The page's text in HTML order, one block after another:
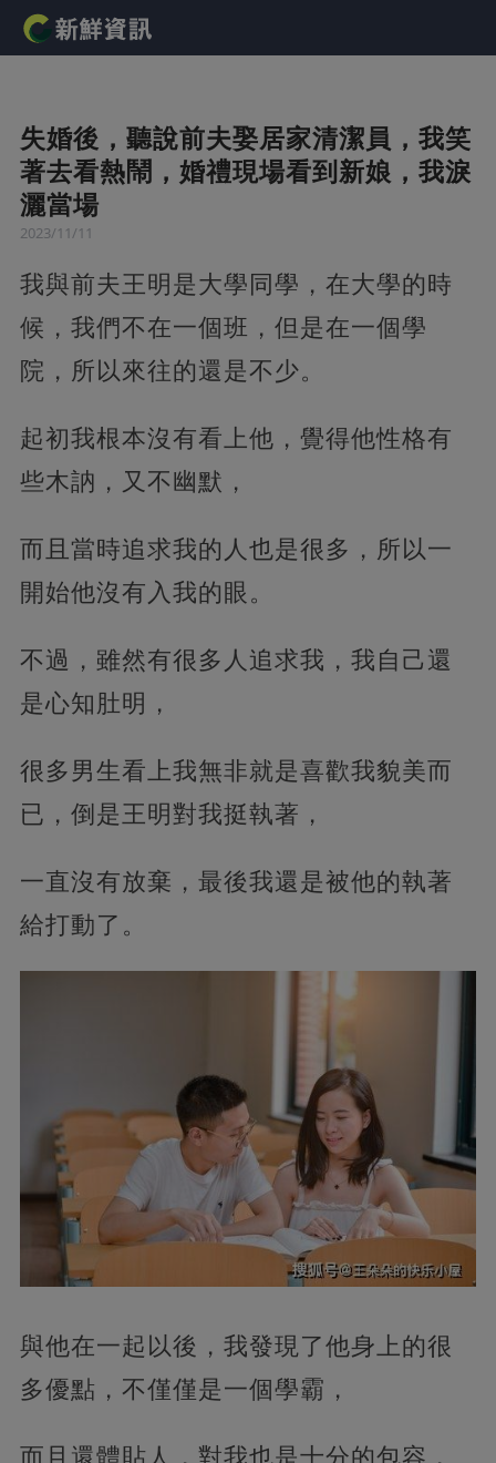
失婚後，聽說前夫娶居家清潔員，我笑
著去看熱鬧，婚禮現場看到新娘，我淚
灑當場
2023/11/11
我與前夫王明是大學同學，在大學的時
候，我們不在一個班，但是在一個學
院，所以來往的還是不少。
起初我根本沒有看上他，覺得他性格有
些木訥，又不幽默，
而且當時追求我的人也是很多，所以一
開始他沒有入我的眼。
不過，雖然有很多人追求我，我自己還
是心知肚明，
很多男生看上我無非就是喜歡我貌美而
已，倒是王明對我挺執著，
一直沒有放棄，最後我還是被他的執著
給打動了。
與他在一起以後，我發現了他身上的很
多優點，不僅僅是一個學霸，
而且還體貼人，對我也是十分的包容，